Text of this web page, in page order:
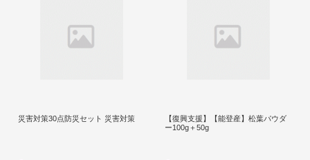
災害対策30点防災セット 災害対策
【復興支援】【能登産】松葉パウダ
ー100g＋50g